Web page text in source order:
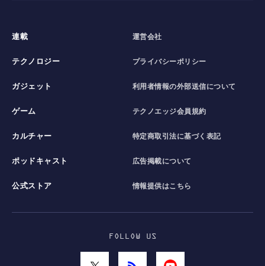
連載
テクノロジー
ガジェット
ゲーム
カルチャー
ポッドキャスト
公式ストア
運営会社
プライバシーポリシー
利用者情報の外部送信について
テクノエッジ会員規約
特定商取引法に基づく表記
広告掲載について
情報提供はこちら
FOLLOW US